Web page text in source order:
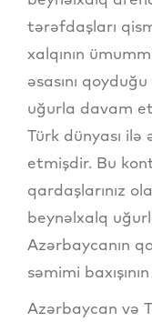
tərəfdaşları
xalqının
əsasını
uğurla davam
Türk dünyası
etmişdir. Bu
qardaşlarınız
beynəlxalq
Azərbaycanın
səmimi
Azərbaycan və